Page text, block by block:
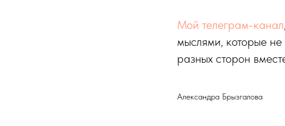
Мой телеграм-канал
мыслями, которые
разных сторон
Александра Брызгалова